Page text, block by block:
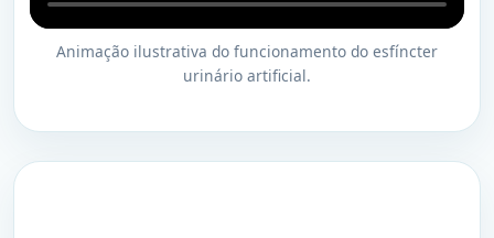
Animação ilustrativa do funcionamento do esfíncter
urinário artificial.